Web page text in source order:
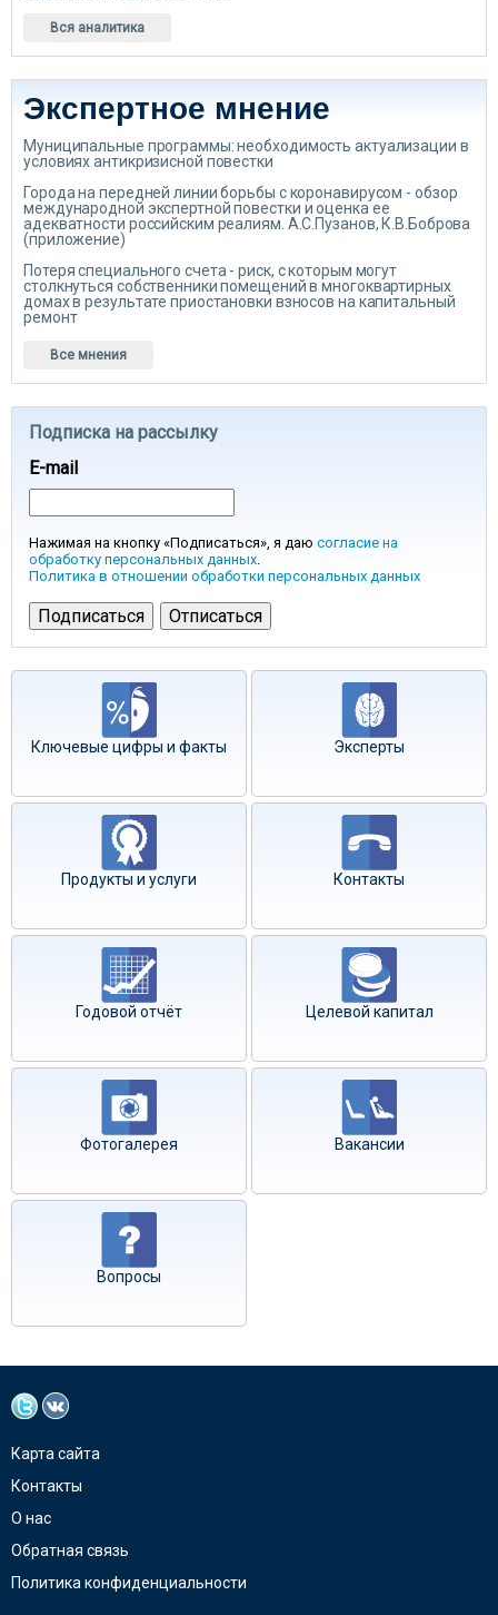
Вся аналитика
Экспертное мнение
Муниципальные программы: необходимость актуализации в
условиях антикризисной повестки
Города на передней линии борьбы с коронавирусом - обзор
международной экспертной повестки и оценка ее
адекватности российским реалиям. А.С.Пузанов, К.В.Боброва
(приложение)
Потеря специального счета - риск, с которым могут
столкнуться собственники помещений в многоквартирных
домах в результате приостановки взносов на капитальный
ремонт
Все мнения
Подписка на рассылку
E-mail
Нажимая на кнопку «Подписаться», я даю согласие на
обработку персональных данных.
Политика в отношении обработки персональных данных
Ключевые цифры и факты Эксперты
Продукты и услуги Контакты
Годовой отчёт Целевой капитал
Фотогалерея Вакансии
Вопросы
Карта сайта
Контакты
О нас
Обратная связь
Политика конфиденциальности